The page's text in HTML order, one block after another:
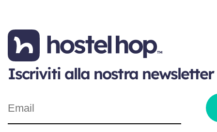
Iscriviti alla nostra newsletter